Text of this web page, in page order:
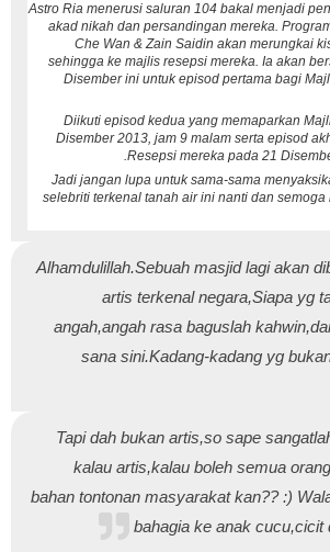
Astro Ria menerusi saluran 104 bakal menjadi
akad nikah dan persandingan mereka.
Che Wan & Zain Saidin akan merungkai
sehingga ke majlis resepsi mereka. Ia akan
Disember ini untuk episod pertama bagi
Diikuti episod kedua yang memaparkan
Disember 2013, jam 9 malam serta episod
Resepsi mereka pada 21
Jadi jangan lupa untuk sama-sama
selebriti terkenal tanah air ini nanti dan
Alhamdulillah.Sebuah masjid lagi akan
artis terkenal negara,Siapa yg
angah,angah rasa baguslah
sana sini.Kadang-kadang yg
Tapi dah bukan artis,so sape
kalau artis,kalau boleh semua
bahan tontonan masyarakat kan?? :)
bahagia ke anak cucu,cicit